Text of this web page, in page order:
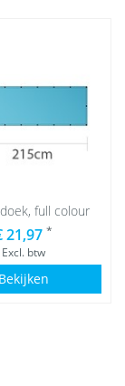
full colour
21,97 *
Excl. btw
Bekijken